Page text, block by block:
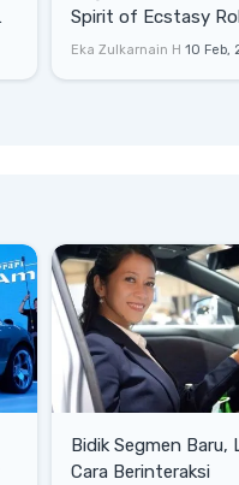
Spirit of Ecstasy
Eka Zulkarnain H 10 Feb,
Bidik Segmen Baru,
Cara Berinteraksi